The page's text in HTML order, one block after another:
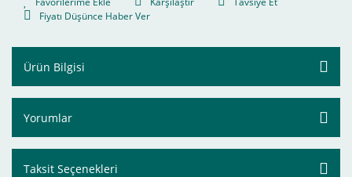
Fiyatı Düşünce Haber Ver
Ürün Bilgisi
Yorumlar
Taksit Seçenekleri